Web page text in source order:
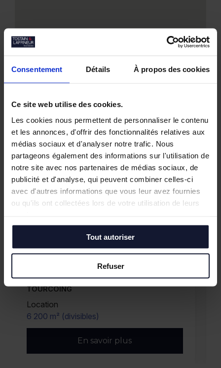
Consentement Détails À propos des cookies
Ce site web utilise des cookies.
Les cookies nous permettent de personnaliser le contenu
et les annonces, d'offrir des fonctionnalités relatives aux
médias sociaux et d'analyser notre trafic. Nous
partageons également des informations sur l'utilisation de
notre site avec nos partenaires de médias sociaux, de
publicité et d'analyse, qui peuvent combiner celles-ci
avec d'autres informations que vous leur avez fournies
ou qu'ils ont collectées lors de votre utilisation de leurs
Tout autoriser
Refuser
Nos biens similaires
TOURCOING
Location
6 200 m² (divisibles)
En savoir plus